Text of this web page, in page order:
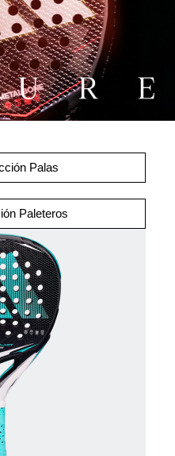
Palas
Paleteros